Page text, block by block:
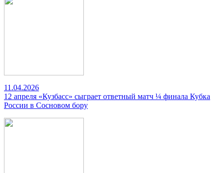
11.04.2026
12 апреля «Кузбасс» сыграет ответный матч ¼ финала Кубка
России в Сосновом бору